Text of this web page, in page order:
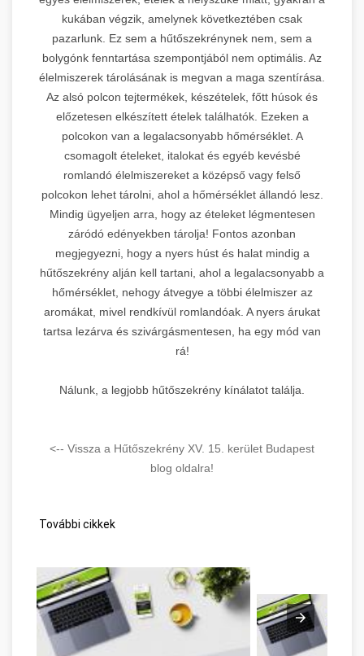
kukában végzik, amelynek következtében csak
pazarlunk. Ez sem a hűtőszekrénynek nem, sem a
bolygónk fenntartása szempontjából nem optimális. Az
élelmiszerek tárolásának is megvan a maga szentírása.
Az alsó polcon tejtermékek, készételek, főtt húsok és
előzetesen elkészített ételek találhatók. Ezeken a
polcokon van a legalacsonyabb hőmérséklet. A
csomagolt ételeket, italokat és egyéb kevésbé
romlandó élelmiszereket a középső vagy felső
polcokon lehet tárolni, ahol a hőmérséklet állandó lesz.
Mindig ügyeljen arra, hogy az ételeket légmentesen
záródó edényekben tárolja! Fontos azonban
megjegyezni, hogy a nyers húst és halat mindig a
hűtőszekrény alján kell tartani, ahol a legalacsonyabb a
hőmérséklet, nehogy átvegye a többi élelmiszer az
aromákat, mivel rendkívül romlandóak. A nyers árukat
tartsa lezárva és szivárgásmentesen, ha egy mód van
rá!
Nálunk, a legjobb hűtőszekrény kínálatot találja.
<-- Vissza a Hűtőszekrény XV. 15. kerület Budapest
blog oldalra!
További cikkek